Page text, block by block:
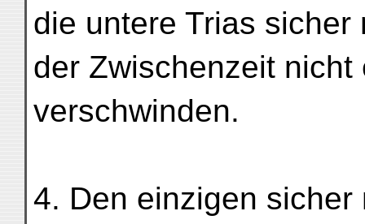
die untere Trias
der Zwischenzeit nicht
verschwinden.
4. Den einzigen